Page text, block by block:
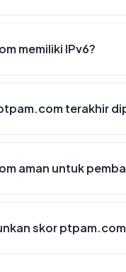
memiliki IPv6?
terakhir
aman untuk
skor